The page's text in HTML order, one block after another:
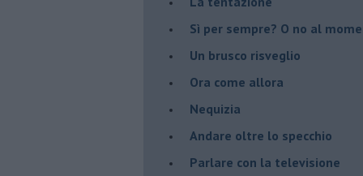
​Sì per sempre? O no al
Un brusco risveglio
Ora come allora
Nequizia
Andare oltre lo specchio
Parlare con la televisione